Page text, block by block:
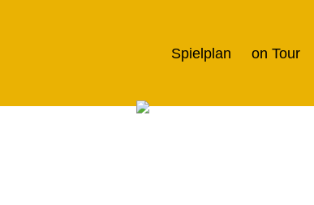
Spielplan on Tour